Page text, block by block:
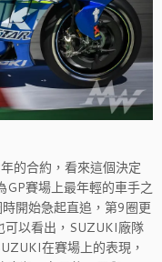
的合約，看來這個決定
GP賽場上最年輕的車手之
開始急起直追，第9圈更
可以看出，SUZUKI廠隊
在賽場上的表現，